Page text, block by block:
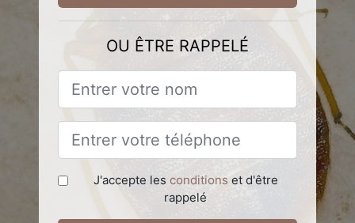
OU ÊTRE RAPPELÉ
J'accepte les conditions et d'être
rappelé